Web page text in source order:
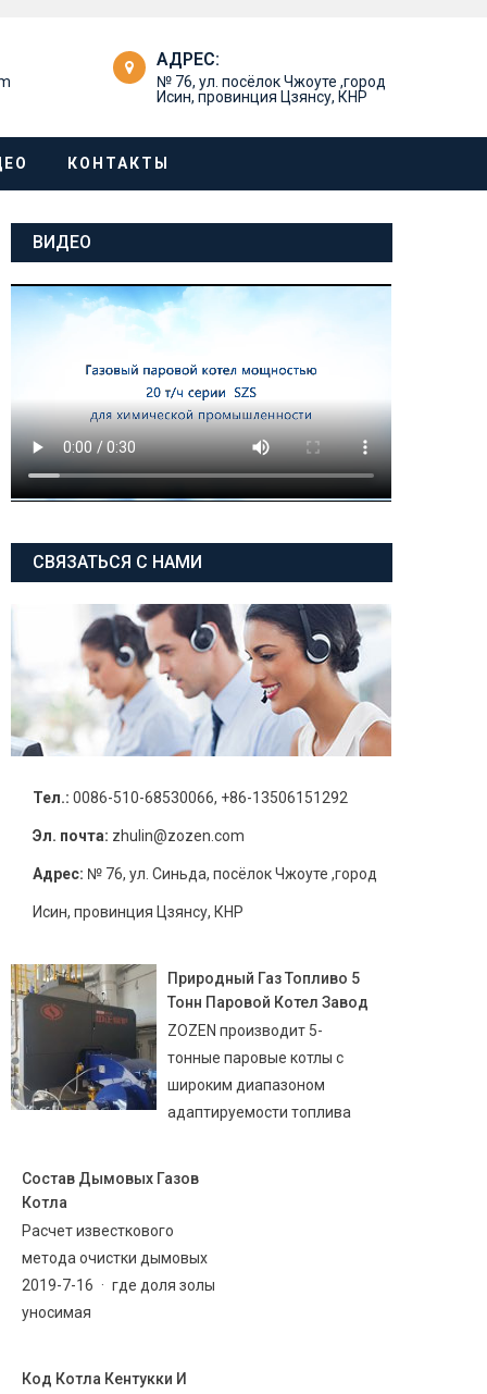
АДРЕС:
№ 76, ул. посёлок Чжоуте ,город
Исин, провинция Цзянсу, КНР
КОНТАКТЫ
ВИДЕО
СВЯЗАТЬСЯ С НАМИ
Тел.: 0086-510-68530066, +86-13506151292
Эл. почта: zhulin@zozen.com
Адрес: № 76, ул. Синьда, посёлок Чжоуте ,город
Исин, провинция Цзянсу, КНР
Природный Газ Топливо 5
Тонн Паровой Котел Завод
ZOZEN производит 5-
тонные паровые котлы с
широким диапазоном
адаптируемости топлива
Состав Дымовых Газов
Котла
Расчет известкового
метода очистки дымовых
2019-7-16 · где доля золы
уносимая
Код Котла Кентукки И